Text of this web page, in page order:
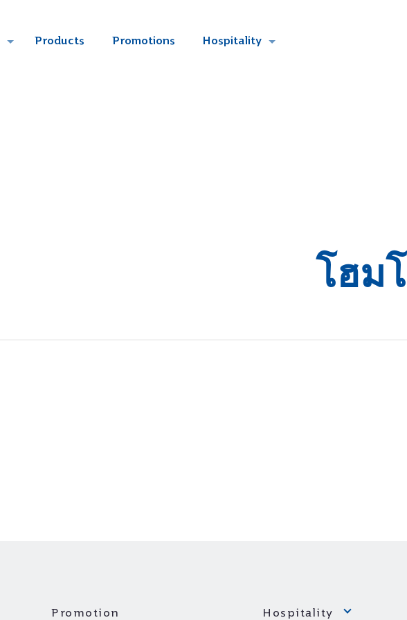
Products Promotions Hospitality
โฮม
Promotion Hospitality